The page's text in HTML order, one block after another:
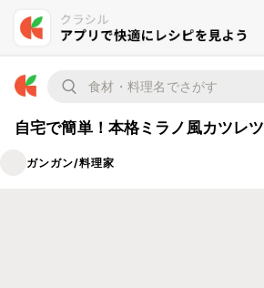
自宅で簡単！本格ミラノ風カツレツ
ガンガン/料理家